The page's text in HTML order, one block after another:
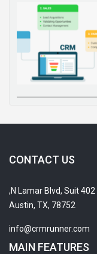
CONTACT US
Austin, TX, 78752
info@crmrunner.com
MAIN FEATURES